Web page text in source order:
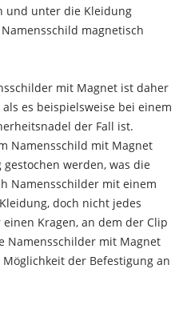
und unter die Kleidung
magnetisch
mit Magnet ist daher
es beispielsweise bei einem
der Fall ist.
Namensschild mit Magnet
werden, was die
Namensschilder mit einem
doch nicht jedes
Kragen, an dem der Clip
Namensschilder mit Magnet
der Befestigung an